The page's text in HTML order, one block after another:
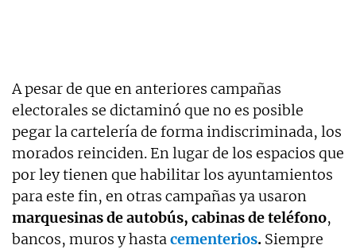
A pesar de que en anteriores campañas
electorales se dictaminó que no es posible
pegar la cartelería de forma indiscriminada, los
morados reinciden. En lugar de los espacios que
por ley tienen que habilitar los ayuntamientos
para este fin, en otras campañas ya usaron
marquesinas de autobús, cabinas de teléfono,
bancos, muros y hastacementerios. Siempre